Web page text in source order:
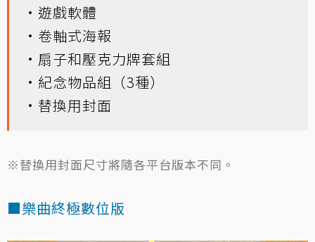
·遊戲軟體
·卷軸式海報
·扇子和壓克力牌套組
·紀念物品組（3種）
·替換用封面
※替換用封面尺寸將隨各平台版本不同。
■樂曲終極數位版